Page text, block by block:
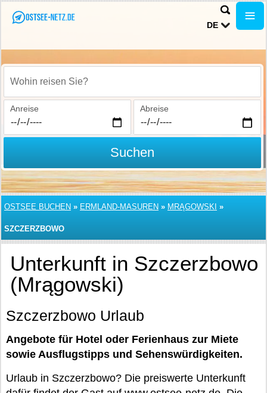
DE
Wohin reisen Sie?
Anreise Abreise
Suchen
OSTSEE BUCHEN » ERMLAND-MASUREN » MRĄGOWSKI »
SZCZERZBOWO
Unterkunft in Szczerzbowo
(Mrągowski)
Szczerzbowo Urlaub
Angebote für Hotel oder Ferienhaus zur Miete
sowie Ausflugstipps und Sehenswürdigkeiten.
Urlaub in Szczerzbowo? Die preiswerte Unterkunft